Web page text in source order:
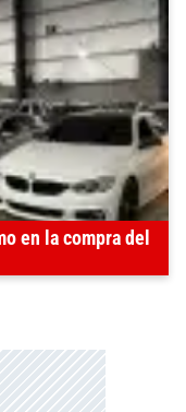
en la compra del